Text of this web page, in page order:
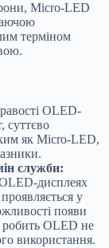
Micro-LED
терміном
OLED-
суттєво
як Micro-LED,
служби:
дисплеях
у
появи
робить OLED не
використання.